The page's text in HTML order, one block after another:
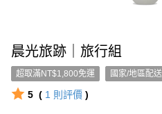
晨光旅跡｜旅行組
超取滿NT$1,800免運 國家/地區配送
5 ( 1 則評價 )